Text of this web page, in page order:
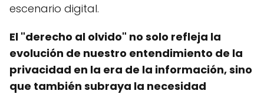
escenario digital.
El "derecho al olvido" no solo refleja la
evolución de nuestro entendimiento de la
privacidad en la era de la información, sino
que también subraya la necesidad